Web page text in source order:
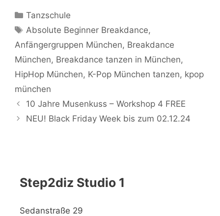
Kategorien
Tanzschule
Schlagwörter
Absolute Beginner Breakdance,
Anfängergruppen München, Breakdance
München, Breakdance tanzen in München,
HipHop München, K-Pop München tanzen, kpop
münchen
10 Jahre Musenkuss – Workshop 4 FREE
NEU! Black Friday Week bis zum 02.12.24
Step2diz Studio 1
Sedanstraße 29